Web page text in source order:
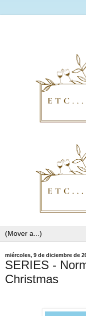
miércoles, 9 de diciembre de
SERIES -
Christmas